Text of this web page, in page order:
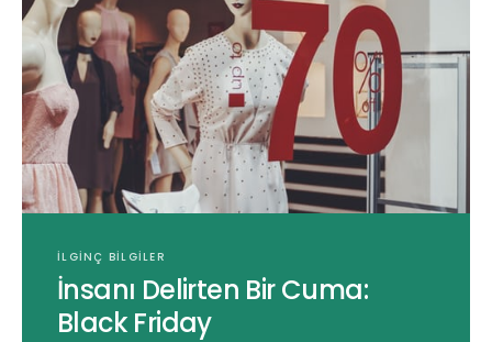
İLGINÇ BILGILER
İnsanı Delirten Bir Cuma:
Black Friday